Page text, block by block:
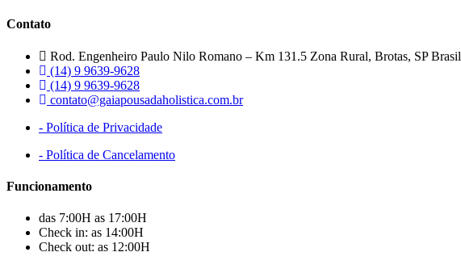
Contato
Rod. Engenheiro Paulo Nilo Romano – Km 131.5 Zona Rural, Brotas, SP Brasil
(14) 9 9639-9628
(14) 9 9639-9628
contato@gaiapousadaholistica.com.br
- Política de Privacidade
- Política de Cancelamento
Funcionamento
das 7:00H as 17:00H
Check in: as 14:00H
Check out: as 12:00H